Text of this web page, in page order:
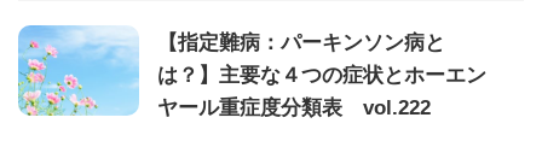
【指定難病：パーキンソン病と
は？】主要な４つの症状とホーエン
ヤール重症度分類表 vol.222